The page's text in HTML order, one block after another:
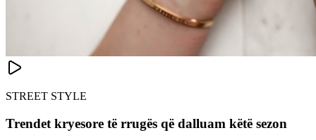
STREET STYLE
Trendet kryesore të rrugës që dalluam këtë sezon